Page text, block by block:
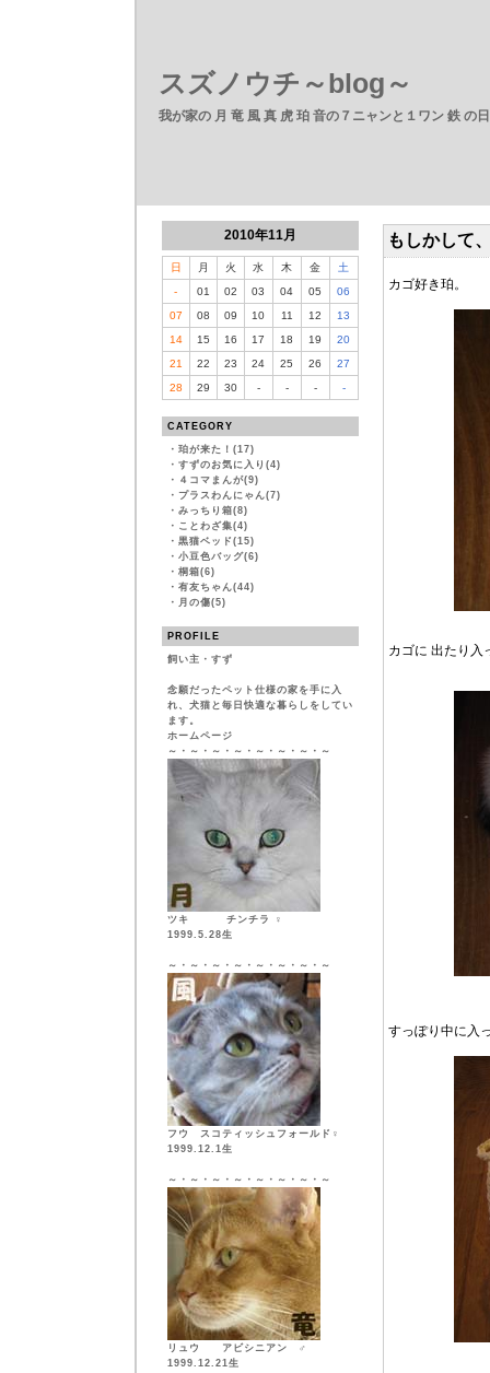
スズノウチ～blog～
我が家の 月 竜 風 真 虎 珀 音の７ニャンと１ワン 鉄 の
2010年11月
日 月 火 水 木 金
土
-
01 02 03 04 05
06
07
08 09 10 11 12
13
14
15 16 17 18 19
20
21
22 23 24 25 26
27
28
29 30 - - - -
CATEGORY
・ 珀が来た！(17)
・ すずのお気に入り(4)
・ ４コマまんが(9)
・ プラスわんにゃん(7)
・ みっちり箱(8)
・ ことわざ集(4)
・ 黒猫ベッド(15)
・ 小豆色バッグ(6)
・ 桐箱(6)
・ 有友ちゃん(44)
・ 月の傷(5)
PROFILE
飼い主・すず
念願だったペット仕様の家を手に入
れ、犬猫と毎日快適な暮らしをしてい
ます。
ホームページ
～・～・～・～・～・～・～・～
ツキ チンチラ ♀
1999.5.28生
～・～・～・～・～・～・～・～
フウ スコティッシュフォールド♀
1999.12.1生
～・～・～・～・～・～・～・～
リュウ アビシニアン ♂
1999.12.21生
もしかして
カゴ好き珀。
カゴに 出たり入
すっぽり中に入